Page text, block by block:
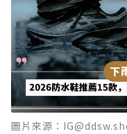
圖片來源：